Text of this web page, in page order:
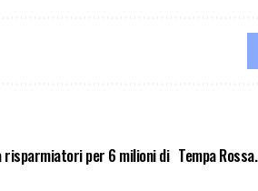
risparmiatori per 6 milioni di Tempa